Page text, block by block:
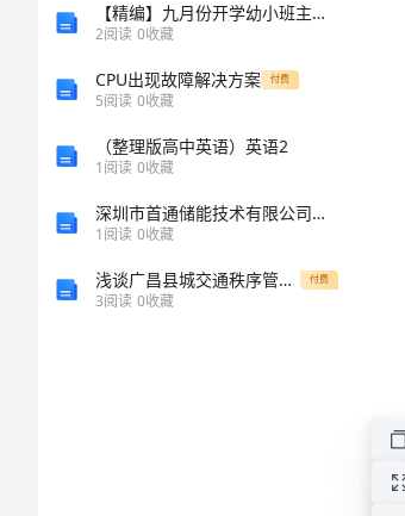
【精编】九月份开学幼小班主任工作参考计划
2阅读 0收藏
CPU出现故障解决方案 付费
5阅读 0收藏
（整理版高中英语）英语2
1阅读 0收藏
深圳市首通储能技术有限公司介绍企业发展分析报告
1阅读 0收藏
浅谈广昌县城交通秩序管理中存在的问题与管理对策 付费
3阅读 0收藏